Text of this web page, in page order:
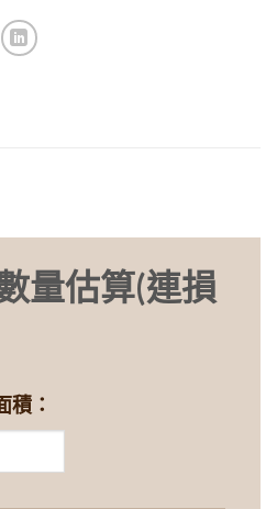
量估算(連損
積：